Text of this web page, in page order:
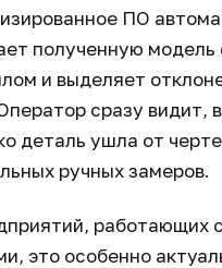
ПО
полученную
и выделяет
сразу видит,
деталь ушла от
ручных замеров.
работающих
это особенно